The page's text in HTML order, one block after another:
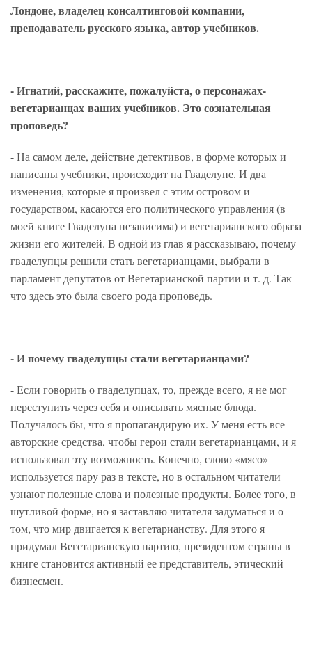
Лондоне, владелец консалтинговой компании,
преподаватель русского языка, автор учебников.
- Игнатий, расскажите, пожалуйста, о персонажах-
вегетарианцах ваших учебников. Это сознательная
проповедь?
- На самом деле, действие детективов, в форме которых и
написаны учебники, происходит на Гваделупе. И два
изменения, которые я произвел с этим островом и
государством, касаются его политического управления (в
моей книге Гваделупа независима) и вегетарианского образа
жизни его жителей. В одной из глав я рассказываю, почему
гваделупцы решили стать вегетарианцами, выбрали в
парламент депутатов от Вегетарианской партии и т. д. Так
что здесь это была своего рода проповедь.
- И почему гваделупцы стали вегетарианцами?
- Если говорить о гваделупцах, то, прежде всего, я не мог
переступить через себя и описывать мясные блюда.
Получалось бы, что я пропагандирую их. У меня есть все
авторские средства, чтобы герои стали вегетарианцами, и я
использовал эту возможность. Конечно, слово «мясо»
используется пару раз в тексте, но в остальном читатели
узнают полезные слова и полезные продукты. Более того, в
шутливой форме, но я заставляю читателя задуматься и о
том, что мир двигается к вегетарианству. Для этого я
придумал Вегетарианскую партию, президентом страны в
книге становится активный ее представитель, этический
бизнесмен.